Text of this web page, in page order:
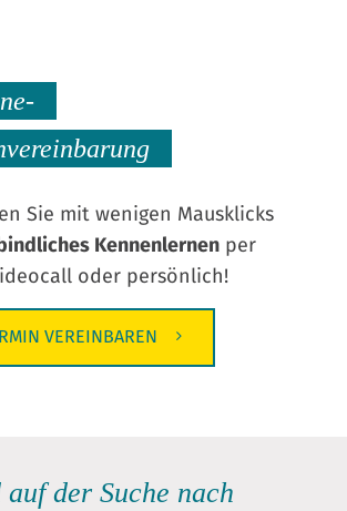
Sie mit wenigen Mausklicks
Kennenlernen per
oder persönlich!
VEREINBAREN
auf der Suche nach